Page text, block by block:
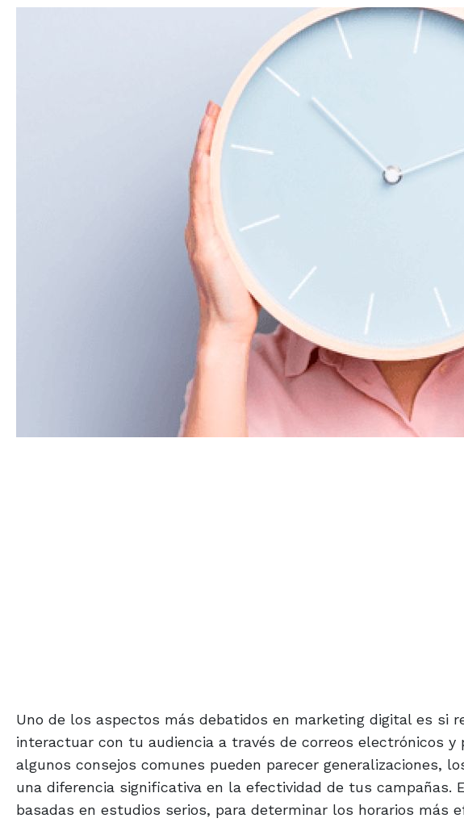
Uno de los aspectos más debatidos en marketing digital es si
interactuar con tu audiencia a través de correos electrónicos y
algunos consejos comunes pueden parecer generalizaciones,
una diferencia significativa en la efectividad de tus campañas.
basadas en estudios serios, para determinar los horarios más